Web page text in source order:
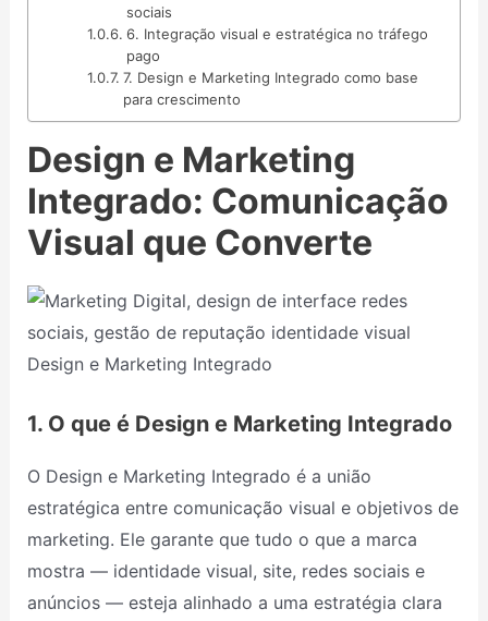
sociais
6. Integração visual e estratégica no tráfego
pago
7. Design e Marketing Integrado como base
para crescimento
Design e Marketing
Integrado: Comunicação
Visual que Converte
1. O que é Design e Marketing Integrado
O Design e Marketing Integrado é a união
estratégica entre comunicação visual e objetivos de
marketing. Ele garante que tudo o que a marca
mostra — identidade visual, site, redes sociais e
anúncios — esteja alinhado a uma estratégia clara